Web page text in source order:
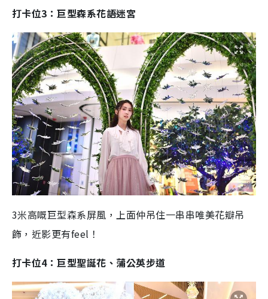
打卡位3：巨型森系花語迷宮
3米高嘅巨型森系屏風，上面仲吊住一串串唯美花瓣吊
飾，近影更有feel！
打卡位4：巨型聖誕花、蒲公英步道